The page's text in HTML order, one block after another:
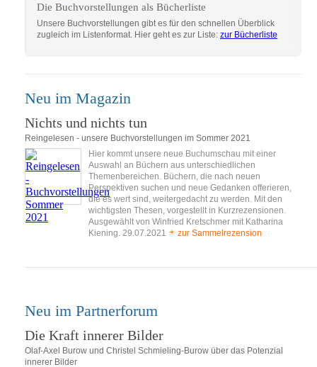
Die Buchvorstellungen als Bücherliste
Unsere Buchvorstellungen gibt es für den schnellen Überblick
zugleich im Listenformat. Hier geht es zur Liste: zur Bücherliste
Neu im Magazin
Nichts und nichts tun
Reingelesen - unsere Buchvorstellungen im Sommer 2021
Hier kommt unsere neue Buchumschau mit einer
Auswahl an Büchern aus unterschiedlichen
Themenbereichen. Büchern, die nach neuen
Perspektiven suchen und neue Gedanken offerieren,
die es wert sind, weitergedacht zu werden. Mit den
wichtigsten Thesen, vorgestellt in Kurzrezensionen.
Ausgewählt von Winfried Kretschmer mit Katharina
Kiening. 29.07.2021
zur Sammelrezension
Neu im Partnerforum
Die Kraft innerer Bilder
Olaf-Axel Burow und Christel Schmieling-Burow über das Potenzial
innerer Bilder